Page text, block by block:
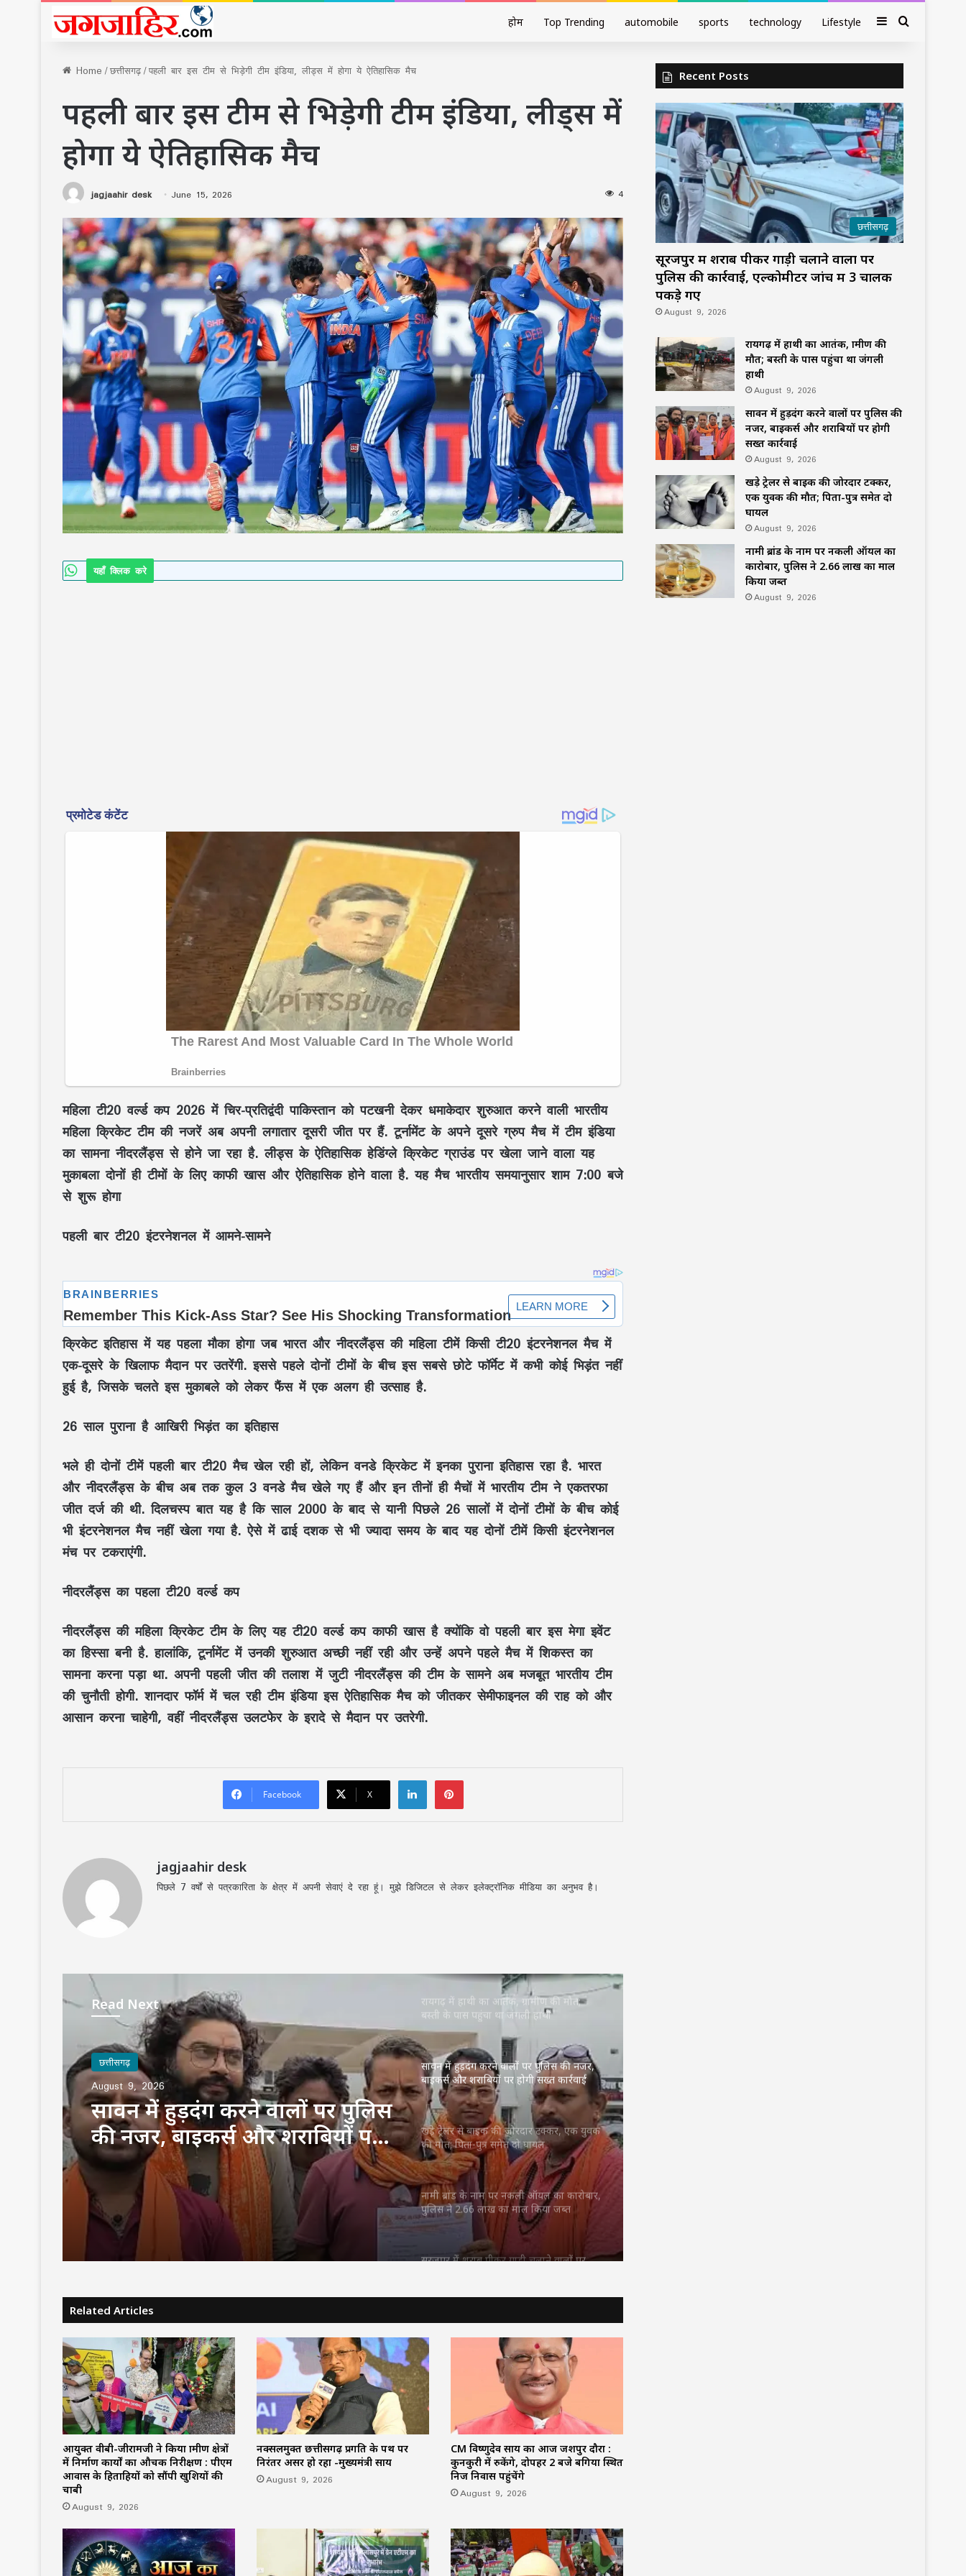
होम Top Trending automobile sports technology Lifestyle SidebarSearch
Home/छत्तीसगढ़/पहली बार इस टीम से भिड़ेगी टीम इंडिया, लीड्स में होगा ये ऐतिहासिक मैच
पहली बार इस टीम से भिड़ेगी टीम इंडिया, लीड्स में
होगा ये ऐतिहासिक मैच
jagjaahir desk June 15, 2026 4
यहाँ क्लिक करे
महिला टी20 वर्ल्ड कप 2026 में चिर-प्रतिद्वंदी पाकिस्तान को पटखनी देकर धमाकेदार शुरुआत करने वाली भारतीय
महिला क्रिकेट टीम की नजरें अब अपनी लगातार दूसरी जीत पर हैं. टूर्नामेंट के अपने दूसरे ग्रुप मैच में टीम इंडिया
का सामना नीदरलैंड्स से होने जा रहा है. लीड्स के ऐतिहासिक हेडिंग्ले क्रिकेट ग्राउंड पर खेला जाने वाला यह
मुकाबला दोनों ही टीमों के लिए काफी खास और ऐतिहासिक होने वाला है. यह मैच भारतीय समयानुसार शाम 7:00 बजे
से शुरू होगा
पहली बार टी20 इंटरनेशनल में आमने-सामने
क्रिकेट इतिहास में यह पहला मौका होगा जब भारत और नीदरलैंड्स की महिला टीमें किसी टी20 इंटरनेशनल मैच में
एक-दूसरे के खिलाफ मैदान पर उतरेंगी. इससे पहले दोनों टीमों के बीच इस सबसे छोटे फॉर्मेट में कभी कोई भिड़ंत नहीं
हुई है, जिसके चलते इस मुकाबले को लेकर फैंस में एक अलग ही उत्साह है.
26 साल पुराना है आखिरी भिड़ंत का इतिहास
भले ही दोनों टीमें पहली बार टी20 मैच खेल रही हों, लेकिन वनडे क्रिकेट में इनका पुराना इतिहास रहा है. भारत
और नीदरलैंड्स के बीच अब तक कुल 3 वनडे मैच खेले गए हैं और इन तीनों ही मैचों में भारतीय टीम ने एकतरफा
जीत दर्ज की थी. दिलचस्प बात यह है कि साल 2000 के बाद से यानी पिछले 26 सालों में दोनों टीमों के बीच कोई
भी इंटरनेशनल मैच नहीं खेला गया है. ऐसे में ढाई दशक से भी ज्यादा समय के बाद यह दोनों टीमें किसी इंटरनेशनल
मंच पर टकराएंगी.
नीदरलैंड्स का पहला टी20 वर्ल्ड कप
नीदरलैंड्स की महिला क्रिकेट टीम के लिए यह टी20 वर्ल्ड कप काफी खास है क्योंकि वो पहली बार इस मेगा इवेंट
का हिस्सा बनी है. हालांकि, टूर्नामेंट में उनकी शुरुआत अच्छी नहीं रही और उन्हें अपने पहले मैच में शिकस्त का
सामना करना पड़ा था. अपनी पहली जीत की तलाश में जुटी नीदरलैंड्स की टीम के सामने अब मजबूत भारतीय टीम
की चुनौती होगी. शानदार फॉर्म में चल रही टीम इंडिया इस ऐतिहासिक मैच को जीतकर सेमीफाइनल की राह को और
आसान करना चाहेगी, वहीं नीदरलैंड्स उलटफेर के इरादे से मैदान पर उतरेगी.
Facebook X
LinkedInPinterest
jagjaahir desk
पिछले 7 वर्षों से पत्रकारिता के क्षेत्र में अपनी सेवाएं दे रहा हूं। मुझे डिजिटल से लेकर इलेक्ट्रॉनिक मीडिया का अनुभव है।
Read Next
छत्तीसगढ़
August 9, 2026
सावन में हुड़दंग करने वालों पर पुलिस
की नजर, बाइकर्स और शराबियों पर
होगी सख्त कार्रवाई
पुलिस की कार्रवाई, एल्कोमीटर जांच में 3 चालक
पकड़े गए
रायगढ़ में हाथी का आतंक, ग्रामीण की मौत;
बस्ती के पास पहुंचा था जंगली हाथी
खड़े ट्रेलर से बाइक की जोरदार टक्कर, एक युवक
की मौत; पिता-पुत्र समेत दो घायल
पुलिस ने 2.66 लाख का माल किया जब्त
रायगढ़ में हाथी का आतंक, ग्रामीण की मौत;
बस्ती के पास पहुंचा था जंगली हाथी
सावन में हुड़दंग करने वालों पर पुलिस की नजर,
बाइकर्स और शराबियों पर होगी सख्त कार्रवाई
खड़े ट्रेलर से बाइक की जोरदार टक्कर, एक युवक
की मौत; पिता-पुत्र समेत दो घायल
नामी ब्रांड के नाम पर नकली ऑयल का कारोबार,
पुलिस ने 2.66 लाख का माल किया जब्त
सूरजपुर में शराब पीकर गाड़ी चलाने वालों पर
रायगढ़ में हाथी का आतंक, ग्रामीण की मौत;
बस्ती के पास पहुंचा था जंगली हाथी
सावन में हुड़दंग करने वालों पर पुलिस की नजर,
बाइकर्स और शराबियों पर होगी सख्त कार्रवाई
खड़े ट्रेलर से बाइक की जोरदार टक्कर, एक युवक
की मौत; पिता-पुत्र समेत दो घायल
पुलिस ने 2.66 लाख का माल किया जब्त
Related Articles
आयुक्त वीबी-जीरामजी ने किया ग्रामीण क्षेत्रों
में निर्माण कार्यों का औचक निरीक्षण : पीएम
आवास के हितग्राहियों को सौंपी खुशियों की
चाबी
August 9, 2026
नक्सलमुक्त छत्तीसगढ़ प्रगति के पथ पर
निरंतर अग्रसर हो रहा -मुख्यमंत्री साय
August 9, 2026
CM विष्णुदेव साय का आज जशपुर दौरा :
कुनकुरी में रुकेंगे, दोपहर 2 बजे बगिया स्थित
निज निवास पहुंचेंगे
August 9, 2026
Recent Posts
छत्तीसगढ़
सूरजपुर में शराब पीकर गाड़ी चलाने वालों पर
पुलिस की कार्रवाई, एल्कोमीटर जांच में 3 चालक
पकड़े गए
August 9, 2026
रायगढ़ में हाथी का आतंक, ग्रामीण की
मौत; बस्ती के पास पहुंचा था जंगली
हाथी
August 9, 2026
सावन में हुड़दंग करने वालों पर पुलिस की
नजर, बाइकर्स और शराबियों पर होगी
सख्त कार्रवाई
August 9, 2026
खड़े ट्रेलर से बाइक की जोरदार टक्कर,
एक युवक की मौत; पिता-पुत्र समेत दो
घायल
August 9, 2026
नामी ब्रांड के नाम पर नकली ऑयल का
कारोबार, पुलिस ने 2.66 लाख का माल
किया जब्त
August 9, 2026